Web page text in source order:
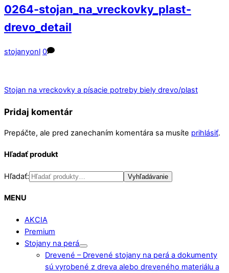
0264-stojan_na_vreckovky_plast-
drevo_detail
stojanyonl 0
Stojan na vreckovky a písacie potreby biely drevo/plast
Pridaj komentár
Prepáčte, ale pred zanechaním komentára sa musíte prihlásiť.
Hľadať produkt
Hľadať: Vyhľadávanie
MENU
AKCIA
Premium
Stojany na perá
Drevené – Drevené stojany na perá a dokumenty
sú vyrobené z dreva alebo dreveného materiálu a